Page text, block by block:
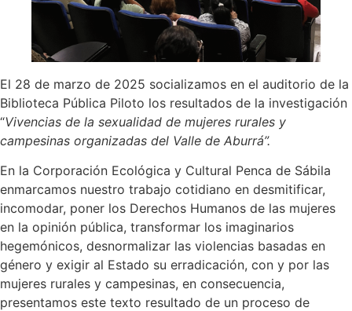
El 28 de marzo de 2025 socializamos en el auditorio de la
Biblioteca Pública Piloto los resultados de la investigación
“Vivencias de la sexualidad de mujeres rurales y
campesinas organizadas del Valle de Aburrá”.
En la Corporación Ecológica y Cultural Penca de Sábila
enmarcamos nuestro trabajo cotidiano en desmitificar,
incomodar, poner los Derechos Humanos de las mujeres
en la opinión pública, transformar los imaginarios
hegemónicos, desnormalizar las violencias basadas en
género y exigir al Estado su erradicación, con y por las
mujeres rurales y campesinas, en consecuencia,
presentamos este texto resultado de un proceso de